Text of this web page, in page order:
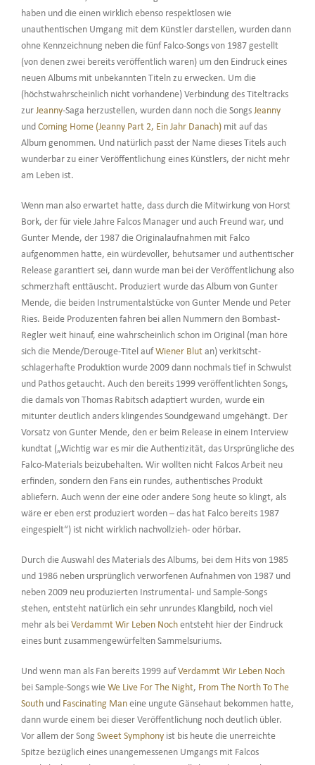
haben und die einen wirklich ebenso respektlosen wie
unauthentischen Umgang mit dem Künstler darstellen, wurden dann
ohne Kennzeichnung neben die fünf Falco-Songs von 1987 gestellt
(von denen zwei bereits veröffentlich waren) um den Eindruck eines
neuen Albums mit unbekannten Titeln zu erwecken. Um die
(höchstwahrscheinlich nicht vorhandene) Verbindung des Titeltracks
zur Jeanny-Saga herzustellen, wurden dann noch die Songs Jeanny
und Coming Home (Jeanny Part 2, Ein Jahr Danach)mit auf das
Album genommen. Und natürlich passt der Name dieses Titels auch
wunderbar zu einer Veröffentlichung eines Künstlers, der nicht mehr
am Leben ist.
Wenn man also erwartet hatte, dass durch die Mitwirkung von Horst
Bork, der für viele Jahre Falcos Manager und auch Freund war, und
Gunter Mende, der 1987 die Originalaufnahmen mit Falco
aufgenommen hatte, ein würdevoller, behutsamer und authentischer
Release garantiert sei, dann wurde man bei der Veröffentlichung also
schmerzhaft enttäuscht. Produziert wurde das Album von Gunter
Mende, die beiden Instrumentalstücke von Gunter Mende und Peter
Ries. Beide Produzenten fahren bei allen Nummern den Bombast-
Regler weit hinauf, eine wahrscheinlich schon im Original (man höre
sich die Mende/Derouge-Titel auf Wiener Blutan) verkitscht-
schlagerhafte Produktion wurde 2009 dann nochmals tief in Schwulst
und Pathos getaucht. Auch den bereits 1999 veröffentlichten Songs,
die damals von Thomas Rabitsch adaptiert wurden, wurde ein
mitunter deutlich anders klingendes Soundgewand umgehängt. Der
Vorsatz von Gunter Mende, den er beim Release in einem Interview
kundtat („Wichtig war es mir die Authentizität, das Ursprüngliche des
Falco-Materials beizubehalten. Wir wollten nicht Falcos Arbeit neu
erfinden, sondern den Fans ein rundes, authentisches Produkt
abliefern. Auch wenn der eine oder andere Song heute so klingt, als
wäre er eben erst produziert worden – das hat Falco bereits 1987
eingespielt“) ist nicht wirklich nachvollzieh- oder hörbar.
Durch die Auswahl des Materials des Albums, bei dem Hits von 1985
und 1986 neben ursprünglich verworfenen Aufnahmen von 1987 und
neben 2009 neu produzierten Instrumental- und Sample-Songs
stehen, entsteht natürlich ein sehr unrundes Klangbild, noch viel
mehr als bei Verdammt Wir Leben Nochentsteht hier der Eindruck
eines bunt zusammengewürfelten Sammelsuriums.
Und wenn man als Fan bereits 1999 auf Verdammt Wir Leben Noch
bei Sample-Songs wie We Live For The Night, From The North To The
Southund Fascinating Maneine ungute Gänsehaut bekommen hatte,
dann wurde einem bei dieser Veröffentlichung noch deutlich übler.
Vor allem der Song Sweet Symphonyist bis heute die unerreichte
Spitze bezüglich eines unangemessenen Umgangs mit Falcos